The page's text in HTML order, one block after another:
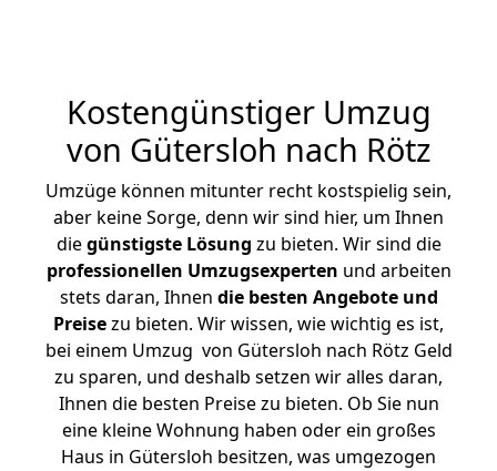
Kostengünstiger Umzug
von Gütersloh nach Rötz
Umzüge können mitunter recht kostspielig sein,
aber keine Sorge, denn wir sind hier, um Ihnen
diegünstigste Lösung zu bieten. Wir sind die
professionellen Umzugsexperten und arbeiten
stets daran, Ihnen die besten Angebote und
Preisezu bieten. Wir wissen, wie wichtig es ist,
bei einem Umzug von Gütersloh nach Rötz Geld
zu sparen, und deshalb setzen wir alles daran,
Ihnen die besten Preise zu bieten. Ob Sie nun
eine kleine Wohnung haben oder ein großes
Haus in Gütersloh besitzen, was umgezogen